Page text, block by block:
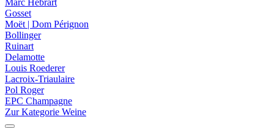
Marc Hebrart
Gosset
Moët | Dom Pérignon
Bollinger
Ruinart
Delamotte
Louis Roederer
Lacroix-Triaulaire
Pol Roger
EPC Champagne
Zur Kategorie Weine